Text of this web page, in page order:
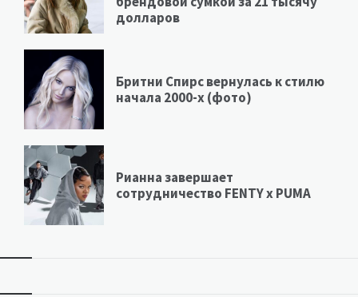
долларов
Бритни Спирс вернулась к стилю
начала 2000-х (фото)
Рианна завершает
сотрудничество FENTY х PUMA